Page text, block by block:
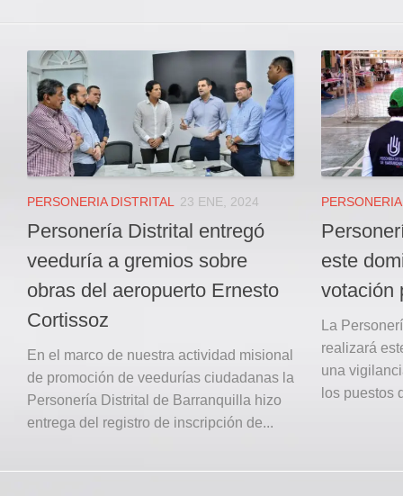
PERSONERIA DISTRITAL 23 ENE, 2024
Personería Distrital entregó
veeduría a gremios sobre
obras del aeropuerto Ernesto
Cortissoz
En el marco de nuestra actividad misional
de promoción de veedurías ciudadanas la
Personería Distrital de Barranquilla hizo
entrega del registro de inscripción de...
este
votación
La
realizará
una
los puestos